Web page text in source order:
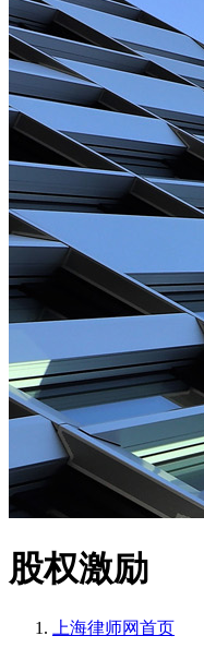
股权激励
上海律师网首页